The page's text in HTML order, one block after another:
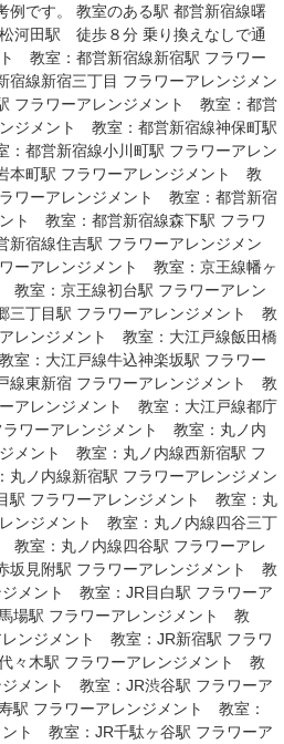
例です。 教室のある駅 都営新宿線曙
田駅 徒歩８分 乗り換えなしで通
教室：都営新宿線新宿駅 フラワー
線新宿三丁目 フラワーアレンジメン
フラワーアレンジメント 教室：都営
ジメント 教室：都営新宿線神保町駅
都営新宿線小川町駅 フラワーアレン
本町駅 フラワーアレンジメント 教
ワーアレンジメント 教室：都営新宿
ト 教室：都営新宿線森下駅 フラワ
宿線住吉駅 フラワーアレンジメン
ーアレンジメント 教室：京王線幡ヶ
教室：京王線初台駅 フラワーアレン
三丁目駅 フラワーアレンジメント 教
レンジメント 教室：大江戸線飯田橋
室：大江戸線牛込神楽坂駅 フラワー
線東新宿 フラワーアレンジメント 教
アレンジメント 教室：大江戸線都庁
ラワーアレンジメント 教室：丸ノ内
メント 教室：丸ノ内線西新宿駅 フ
ノ内線新宿駅 フラワーアレンジメン
駅 フラワーアレンジメント 教室：丸
ンジメント 教室：丸ノ内線四谷三丁
教室：丸ノ内線四谷駅 フラワーアレ
坂見附駅 フラワーアレンジメント 教
メント 教室：JR目白駅 フラワーア
場駅 フラワーアレンジメント 教
ンジメント 教室：JR新宿駅 フラワ
々木駅 フラワーアレンジメント 教
メント 教室：JR渋谷駅 フラワーア
駅 フラワーアレンジメント 教室：
ト 教室：JR千駄ヶ谷駅 フラワーア